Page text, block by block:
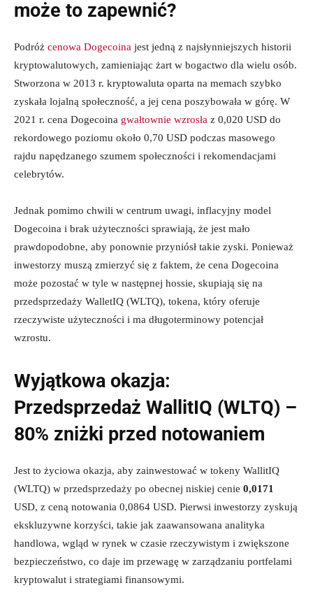
może to zapewnić?
Podróż cenowa Dogecoina jest jedną z najsłynniejszych historii
kryptowalutowych, zamieniając żart w bogactwo dla wielu osób.
Stworzona w 2013 r. kryptowaluta oparta na memach szybko
zyskała lojalną społeczność, a jej cena poszybowała w górę. W
2021 r. cena Dogecoina gwałtownie wzrosła z 0,020 USD do
rekordowego poziomu około 0,70 USD podczas masowego
rajdu napędzanego szumem społeczności i rekomendacjami
celebrytów.
Jednak pomimo chwili w centrum uwagi, inflacyjny model
Dogecoina i brak użyteczności sprawiają, że jest mało
prawdopodobne, aby ponownie przyniósł takie zyski. Ponieważ
inwestorzy muszą zmierzyć się z faktem, że cena Dogecoina
może pozostać w tyle w następnej hossie, skupiają się na
przedsprzedaży WalletIQ (WLTQ), tokena, który oferuje
rzeczywiste użyteczności i ma długoterminowy potencjał
wzrostu.
Wyjątkowa okazja:
Przedsprzedaż WallitIQ (WLTQ) –
80% zniżki przed notowaniem
Jest to życiowa okazja, aby zainwestować w tokeny WallitIQ
(WLTQ) w przedsprzedaży po obecnej niskiej cenie 0,0171
USD, z ceną notowania 0,0864 USD. Pierwsi inwestorzy zyskują
ekskluzywne korzyści, takie jak zaawansowana analityka
handlowa, wgląd w rynek w czasie rzeczywistym i zwiększone
bezpieczeństwo, co daje im przewagę w zarządzaniu portfelami
kryptowalut i strategiami finansowymi.